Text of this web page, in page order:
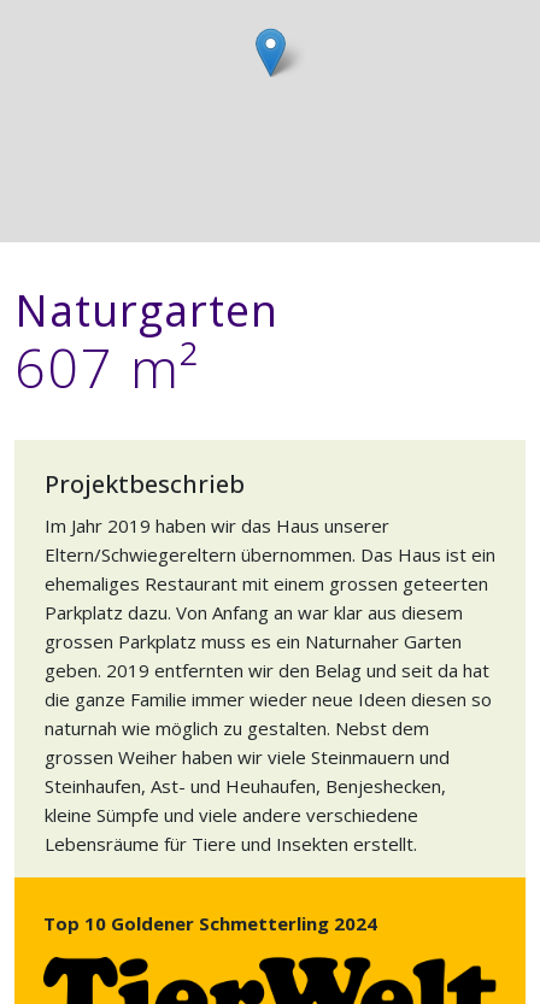
Naturgarten
607 m²
Projektbeschrieb
Im Jahr 2019 haben wir das Haus unserer
Eltern/Schwiegereltern übernommen. Das Haus ist ein
ehemaliges Restaurant mit einem grossen geteerten
Parkplatz dazu. Von Anfang an war klar aus diesem
grossen Parkplatz muss es ein Naturnaher Garten
geben. 2019 entfernten wir den Belag und seit da hat
die ganze Familie immer wieder neue Ideen diesen so
naturnah wie möglich zu gestalten. Nebst dem
grossen Weiher haben wir viele Steinmauern und
Steinhaufen, Ast- und Heuhaufen, Benjeshecken,
kleine Sümpfe und viele andere verschiedene
Lebensräume für Tiere und Insekten erstellt.
Top 10 Goldener Schmetterling 2024